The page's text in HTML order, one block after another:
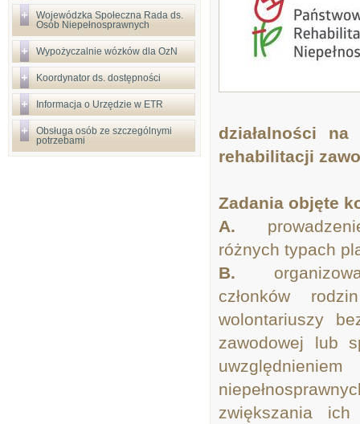
Wojewódzka Społeczna Rada ds.
Osób Niepełnosprawnych
Wypożyczalnie wózków dla OzN
Koordynator ds. dostępności
Informacja o Urzędzie w ETR
Obsługa osób ze szczególnymi
potrzebami
działalności
rehabilitacji
Zadania objęte
A. prowadzenie
różnych typach
B.
członków
wolontariuszy
zawodowej lub
zwiększania